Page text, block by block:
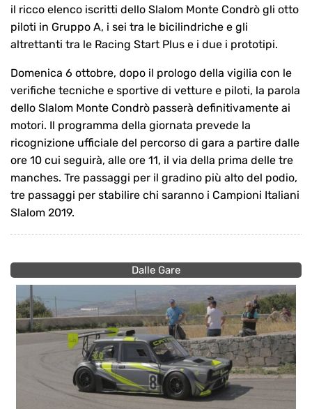
il ricco elenco iscritti dello Slalom Monte Condrò gli otto
piloti in Gruppo A, i sei tra le bicilindriche e gli
altrettanti tra le Racing Start Plus e i due i prototipi.
Domenica 6 ottobre, dopo il prologo della vigilia con le
verifiche tecniche e sportive di vetture e piloti, la parola
dello Slalom Monte Condrò passerà definitivamente ai
motori. Il programma della giornata prevede la
ricognizione ufficiale del percorso di gara a partire dalle
ore 10 cui seguirà, alle ore 11, il via della prima delle tre
manches. Tre passaggi per il gradino più alto del podio,
tre passaggi per stabilire chi saranno i Campioni Italiani
Slalom 2019.
Dalle Gare